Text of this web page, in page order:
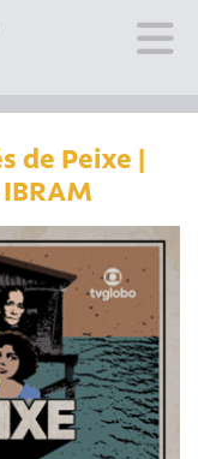
Sobre
Visite
Programação
Editais
Escola
Fale conosco
PT EN ES
de Peixe |